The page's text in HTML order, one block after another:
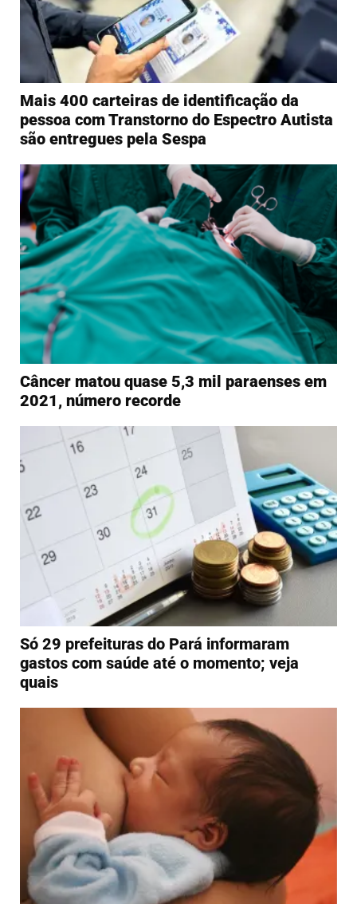
Mais 400 carteiras de identificação da
pessoa com Transtorno do Espectro Autista
são entregues pela Sespa
Câncer matou quase 5,3 mil paraenses em
2021, número recorde
Só 29 prefeituras do Pará informaram
gastos com saúde até o momento; veja
quais